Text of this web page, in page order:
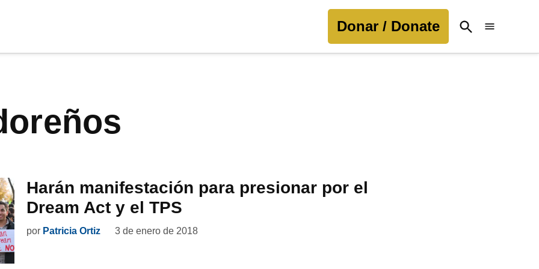
Donar
Donar / Donate
Open
Search
Harán manifestación para presionar por el
Dream Act y el TPS
por Patricia Ortiz 3 de enero de 2018